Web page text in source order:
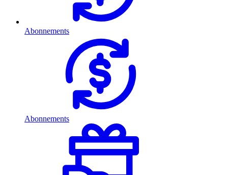
Abonnements
Abonnements